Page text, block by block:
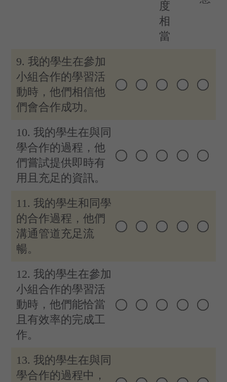
度
相
當
9. 我的學生在參加
小組合作的學習活
動時，他們相信他
們會合作成功。
10. 我的學生在與同
學合作的過程，他
們嘗試提供即時有
用且充足的資訊。
11. 我的學生和同學
的合作過程，他們
溝通管道充足流
暢。
12. 我的學生在參加
小組合作的學習活
動時，他們能恰當
且有效率的完成工
作。
13. 我的學生在與同
學合作的過程中，